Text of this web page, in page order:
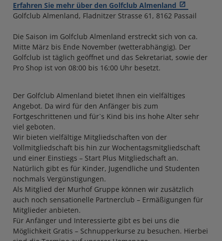
Erfahren Sie mehr über den Golfclub Almenland
Golfclub Almenland, Fladnitzer Strasse 61, 8162 Passail
Die Saison im Golfclub Almenland erstreckt sich von ca.
Mitte März bis Ende November (wetterabhängig). Der
Golfclub ist täglich geöffnet und das Sekretariat, sowie der
Pro Shop ist von 08:00 bis 16:00 Uhr besetzt.
Der Golfclub Almenland bietet Ihnen ein vielfältiges
Angebot. Da wird für den Anfänger bis zum
Fortgeschrittenen und für`s Kind bis ins hohe Alter sehr
viel geboten.
Wir bieten vielfältige Mitgliedschaften von der
Vollmitgliedschaft bis hin zur Wochentagsmitgliedschaft
und einer Einstiegs – Start Plus Mitgliedschaft an.
Natürlich gibt es für Kinder, Jugendliche und Studenten
nochmals Vergünstigungen.
Als Mitglied der Murhof Gruppe können wir zusätzlich
auch noch sensationelle Partnerclub – Ermäßigungen für
Mitglieder anbieten.
Für Anfänger und Interessierte gibt es bei uns die
Möglichkeit Gratis – Schnupperkurse zu besuchen. Hierbei